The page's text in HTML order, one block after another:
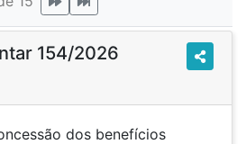
154/2026
dos benefícios